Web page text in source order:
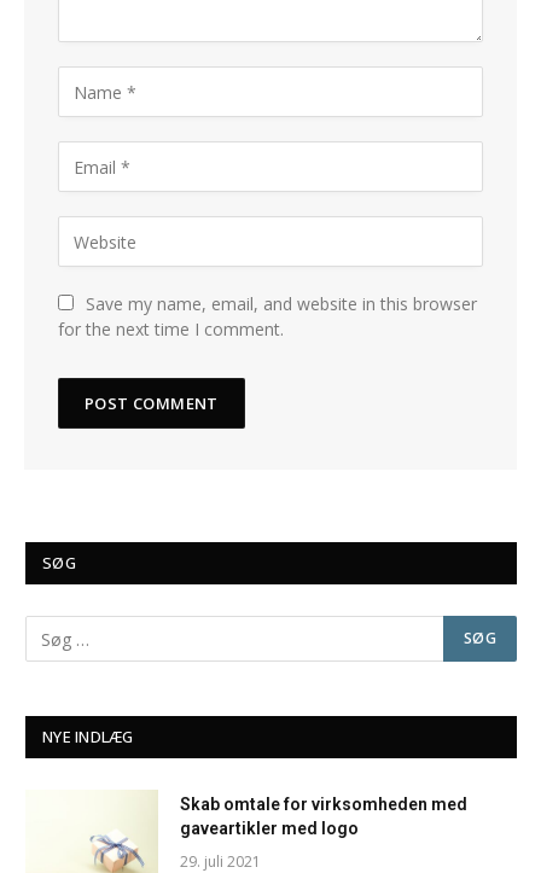
Save my name, email, and website in this browser
for the next time I comment.
SØG
NYE INDLÆG
Skab omtale for virksomheden med
gaveartikler med logo
29. juli 2021